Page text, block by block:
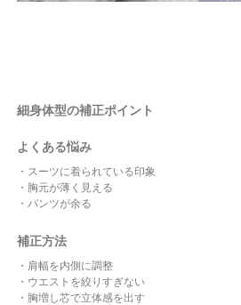
細身体型の補正ポイント
よくある悩み
・スーツに着られている印象
・胸元が薄く見える
・パンツが余る
補正方法
・肩幅を内側に調整
・ウエストを絞りすぎない
・胸増し芯で立体感を出す